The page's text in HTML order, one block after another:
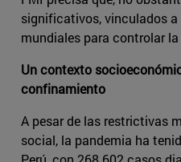
significativos, vinculados
mundiales para controlar la
Un contexto
confinamiento
A pesar de las restrictivas
social, la pandemia ha